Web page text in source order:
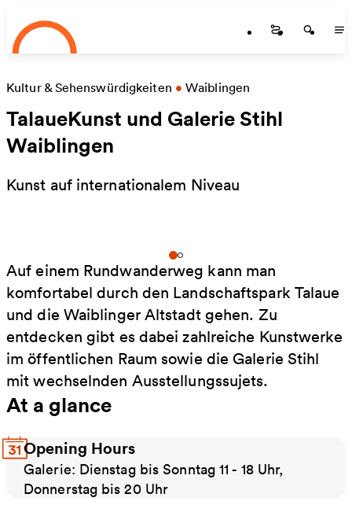
Skip to main content
Startseite
Kultur & Sehenswürdigkeiten • Waiblingen
TalaueKunst und Galerie Stihl
Waiblingen
Kunst auf internationalem Niveau
Auf einem Rundwanderweg kann man
komfortabel durch den Landschaftspark Talaue
und die Waiblinger Altstadt gehen. Zu
entdecken gibt es dabei zahlreiche Kunstwerke
im öffentlichen Raum sowie die Galerie Stihl
mit wechselnden Ausstellungssujets.
At a glance
Opening Hours
Galerie: Dienstag bis Sonntag 11 - 18 Uhr,
Donnerstag bis 20 Uhr